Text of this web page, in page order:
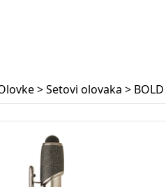
>Setovi olovaka > BOLD